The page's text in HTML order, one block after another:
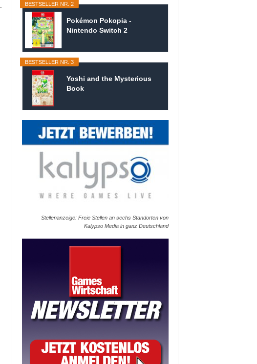
BESTSELLER NR. 2
Pokémon Pokopia -
Nintendo Switch 2
BESTSELLER NR. 3
Yoshi and the Mysterious
Book
Stellenanzeige: Freie Stellen an sechs Standorten von
Kalypso Media in ganz Deutschland